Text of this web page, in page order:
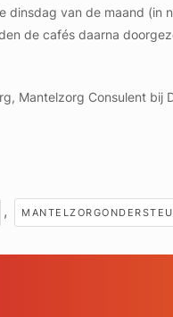
dinsdag van de maand (in
de cafés daarna
Mantelzorg Consulent bij
,